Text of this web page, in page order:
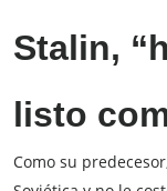
Stalin,
listo
Como su